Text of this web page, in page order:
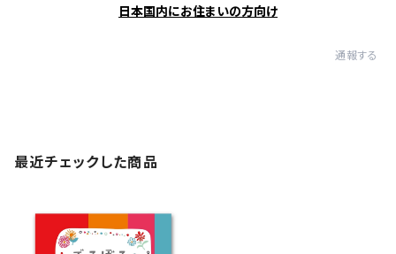
日本国内にお住まいの方向け
通報する
最近チェックした商品